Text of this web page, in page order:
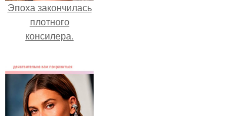
Эпоха закончилась
плотного
консилера.